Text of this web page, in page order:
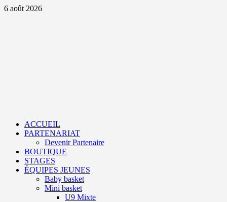
Aller
6 août 2026
ACCUEIL
PARTENARIAT
Devenir Partenaire
BOUTIQUE
STAGES
ÉQUIPES JEUNES
Baby basket
Mini basket
U9 Mixte